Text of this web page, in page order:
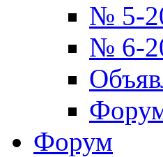
№ 5-
№ 6-
Форум